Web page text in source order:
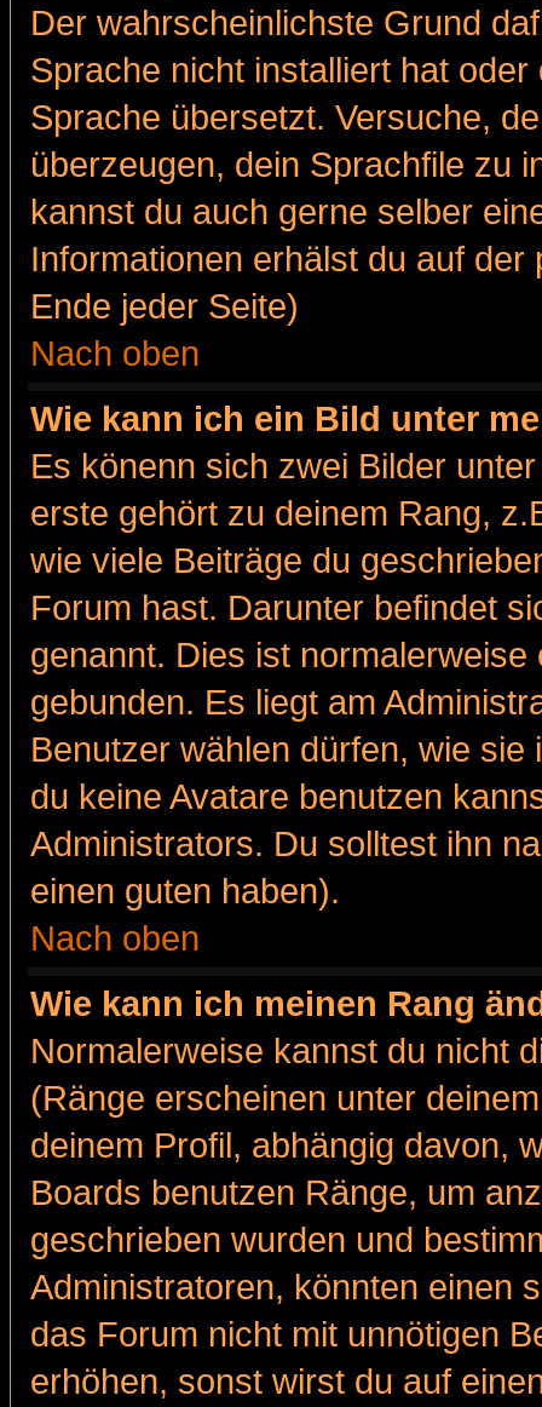
Der wahrscheinlichste Grund
Sprache nicht installiert hat
Sprache übersetzt. Versuche,
überzeugen, dein Sprachfile zu
kannst du auch gerne selber
Informationen erhälst du auf
Ende jeder Seite)
Nach oben
Wie kann ich ein Bild unter
Es könenn sich zwei Bilder
erste gehört zu deinem Rang,
wie viele Beiträge du
Forum hast. Darunter befindet
genannt. Dies ist
gebunden. Es liegt am
Benutzer wählen dürfen, wie
du keine Avatare benutzen
Administrators. Du solltest ihn
einen guten haben).
Nach oben
Wie kann ich meinen Rang
Normalerweise kannst du nicht
(Ränge erscheinen unter
deinem Profil, abhängig davon,
Boards benutzen Ränge, um
geschrieben wurden und
Administratoren, könnten einen
das Forum nicht mit unnötigen
erhöhen, sonst wirst du auf